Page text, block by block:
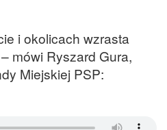
i okolicach wzrasta
mówi Ryszard Gura,
Miejskiej PSP: